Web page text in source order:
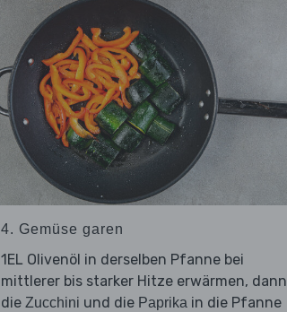
4. Gemüse garen
1EL Olivenöl in derselben Pfanne bei
mittlerer bis starker Hitze erwärmen, dann
die Zucchini und die Paprika in die Pfanne